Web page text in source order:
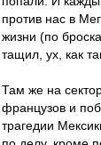
против нас в
жизни (по
тащил, ух, как
Там же на
французов и
трагедии